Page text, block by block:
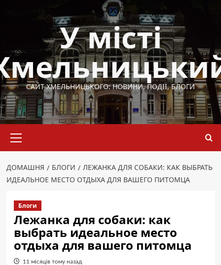
У місті
САЙТ ХМЕЛЬНИЦЬКОГО: НОВИНИ, ПОДІЇ, БЛОГИ
меню
ДОМАШНЯ БЛОГИ
ЛЕЖАНКА ДЛЯ СОБАКИ: КАК ВЫБРАТЬ
ИДЕАЛЬНОЕ МЕСТО ОТДЫХА ДЛЯ ВАШЕГО ПИТОМЦА
Блоги
Лежанка для собаки: как
выбрать идеальное место
отдыха для вашего питомца
11 місяців тому назад